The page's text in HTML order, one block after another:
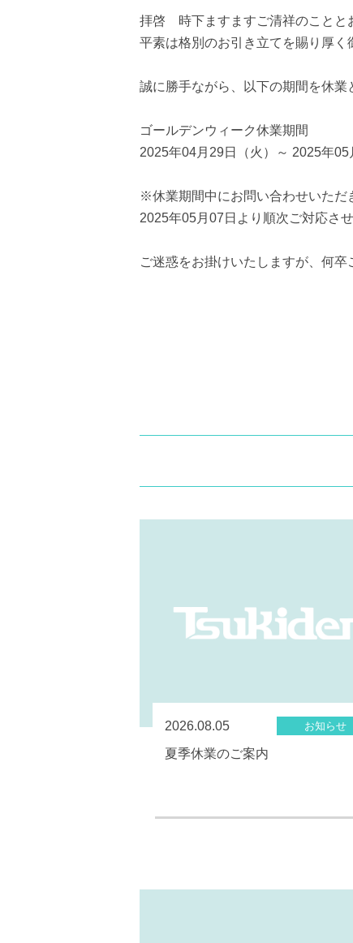
拝啓 時下ますますご清祥のことと
平素は格別のお引き立てを賜り厚く
誠に勝手ながら、以下の期間を休業
ゴールデンウィーク休業期間
2025年04月29日（火）～ 2025年05
※休業期間中にお問い合わせいただ
2025年05月07日より順次ご対応さ
ご迷惑をお掛けいたしますが、何卒
2026.08.05 お知らせ
夏季休業のご案内